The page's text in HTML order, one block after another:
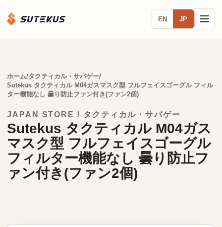
EN JP
ホーム/タクティカル・サバゲー/
Sutekus タクティカル M04ガスマスク型 フルフェイスゴーグル フィル
ター機能なし 曇り防止ファン付き(ファン2個)
JAPAN STORE / タクティカル・サバゲー
Sutekus タクティカル M04ガス
マスク型 フルフェイスゴーグル
フィルター機能なし 曇り防止フ
ァン付き(ファン2個)